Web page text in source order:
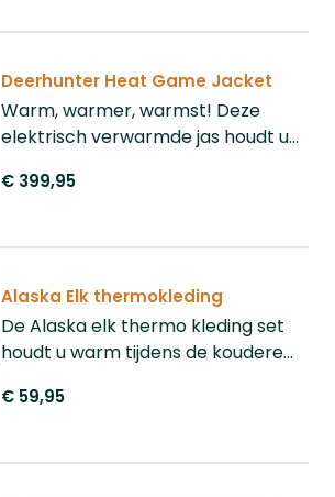
Deerhunter Heat Game Jacket
Warm, warmer, warmst! Deze
elektrisch verwarmde jas houdt u
de borst en de rug zit een
een lange aanzit of het op de post
€ 399,95
Alaska Elk thermokleding
De Alaska elk thermo kleding set
houdt u warm tijdens de koudere
gaan zweten door lichamelijke
thermoset vocht goed af. Tijdens
€ 59,95